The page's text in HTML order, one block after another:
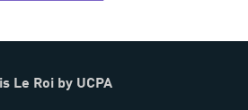
Le Roi by UCPA